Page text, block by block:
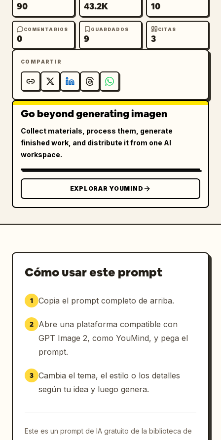
90 43.2K 10
COMENTARIOS
0
GUARDADOS
9
CITAS
3
COMPARTIR
Go beyond generating imagen
Collect materials, process them, generate
finished work, and distribute it from one AI
workspace.
EXPLORAR YOUMIND
Cómo usar este prompt
1 Copia el prompt completo de arriba.
2
Abre una plataforma compatible con
GPT Image 2, como YouMind, y pega el
prompt.
3 Cambia el tema, el estilo o los detalles
según tu idea y luego genera.
Este es un prompt de IA gratuito de la biblioteca de